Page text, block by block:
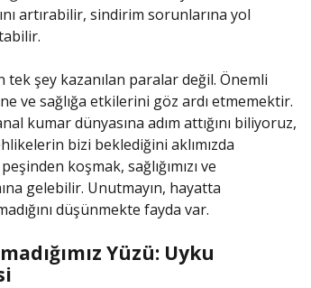
FOTO
artırabilir, sindirim sorunlarına yol
tek şey kazanılan paralar değil. Önemli
ve sağlığa etkilerini göz ardı etmemektir.
kumar dünyasına adım attığını biliyoruz,
bizi beklediğini aklımızda
koşmak, sağlığımızı ve
gelebilir. Unutmayın, hayatta
düşünmekte fayda var.
Yüzü: Uyku